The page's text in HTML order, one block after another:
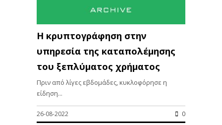
Η κρυπτογράφηση στην
υπηρεσία της καταπολέμησης
του ξεπλύματος χρήματος
Πριν από λίγες εβδομάδες, κυκλοφόρησε η
είδηση...
26-08-2022 0